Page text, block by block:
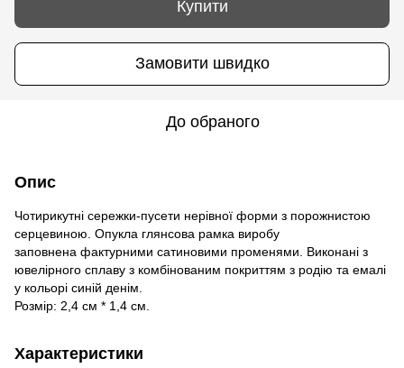
Купити
Замовити швидко
До обраного
Опис
Чотирикутні сережки-пусети нерівної форми з порожнистою
серцевиною. Опукла глянсова рамка виробу
заповнена фактурними сатиновими променями. Виконані з
ювелірного сплаву з комбінованим покриттям з родію та емалі
у кольорі синій денім.
Розмір: 2,4 см * 1,4 см.
Характеристики